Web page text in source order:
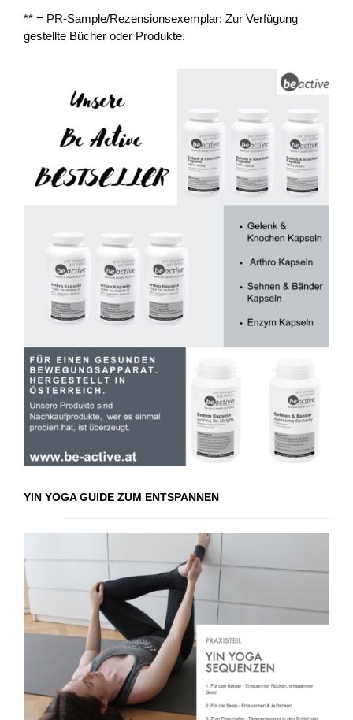
** = PR-Sample/Rezensionsexemplar: Zur Verfügung
gestellte Bücher oder Produkte.
YIN YOGA GUIDE ZUM ENTSPANNEN